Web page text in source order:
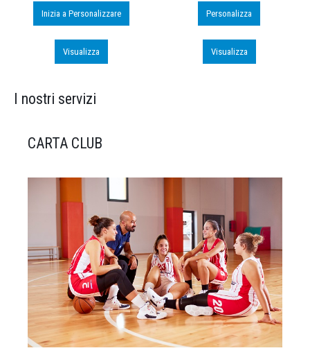
Inizia a Personalizzare
Visualizza
Personalizza
Visualizza
I nostri servizi
CARTA CLUB